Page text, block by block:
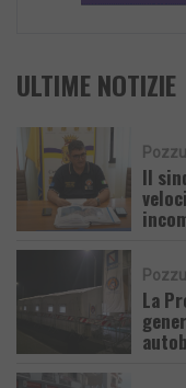
ULTIME NOTIZIE
Il
La